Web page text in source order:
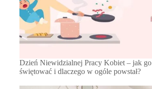
Dzień Niewidzialnej Pracy Kobiet – jak go
świętować i dlaczego w ogóle powstał?